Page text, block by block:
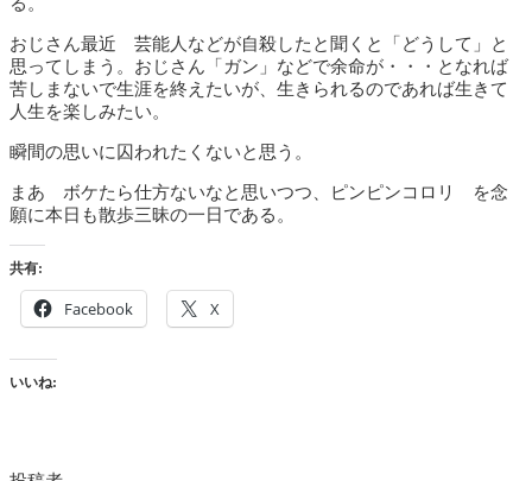
おじさん最近 芸能人などが自殺したと聞くと「どうして」と
思ってしまう。おじさん「ガン」などで余命が・・・となれば
苦しまないで生涯を終えたいが、生きられるのであれば生きて
人生を楽しみたい。
瞬間の思いに囚われたくないと思う。
まあ ボケたら仕方ないなと思いつつ、ピンピンコロリ を念
願に本日も散歩三昧の一日である。
共有:
Facebook X
いいね: